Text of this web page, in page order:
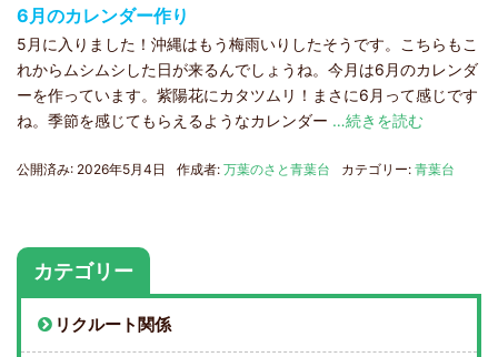
6月のカレンダー作り
5月に入りました！沖縄はもう梅雨いりしたそうです。こちらもこ
れからムシムシした日が来るんでしょうね。今月は6月のカレンダ
ーを作っています。紫陽花にカタツムリ！まさに6月って感じです
ね。季節を感じてもらえるようなカレンダー …続きを読む
公開済み: 2026年5月4日 作成者: 万葉のさと青葉台 カテゴリー: 青葉台
カテゴリー
リクルート関係